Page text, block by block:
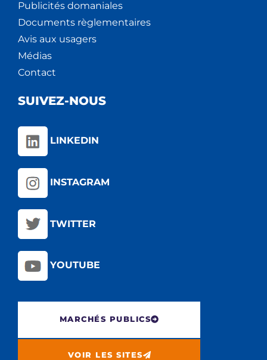
Publicités domaniales
Documents règlementaires
Avis aux usagers
Médias
Contact
SUIVEZ-NOUS
LINKEDIN
INSTAGRAM
TWITTER
YOUTUBE
MARCHÉS PUBLICS
VOIR LES SITES